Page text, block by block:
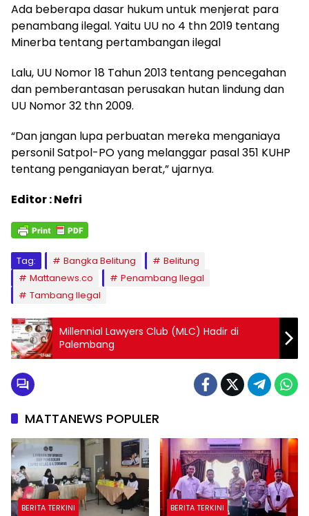
Ada beberapa dasar hukum untuk menjerat para
penambang ilegal. Yaitu UU no 4 thn 2019 tentang
Minerba tentang pertambangan ilegal
Lalu, UU Nomor 18 Tahun 2013 tentang pencegahan
dan pemberantasan perusakan hutan lindung dan
UU Nomor 32 thn 2009.
“Dan jangan lupa perbuatan mereka menganiaya
personil Satpol-PO yang melanggar pasal 351 KUHP
tentang penganiayan berat,” ujarnya.
Editor : Nefri
Tag: Bangka Belitung
Belitung
Mattanews.co
Penambang Ilegal
Tambang Ilegal
Millennial Lawyers Club (MLC) Hadir di
Palembang
MATTANEWS POPULER
BERITA TERKINI BERITA TERKINI